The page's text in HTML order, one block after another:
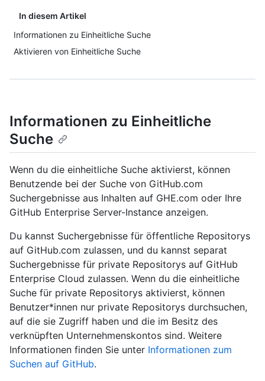
In diesem Artikel
Informationen zu Einheitliche Suche
Aktivieren von Einheitliche Suche
Informationen zu Einheitliche
Suche
Wenn du die einheitliche Suche aktivierst, können
Benutzende bei der Suche von GitHub.com
Suchergebnisse aus Inhalten auf GHE.com oder Ihre
GitHub Enterprise Server-Instance anzeigen.
Du kannst Suchergebnisse für öffentliche Repositorys
auf GitHub.com zulassen, und du kannst separat
Suchergebnisse für private Repositorys auf GitHub
Enterprise Cloud zulassen. Wenn du die einheitliche
Suche für private Repositorys aktivierst, können
Benutzer*innen nur private Repositorys durchsuchen,
auf die sie Zugriff haben und die im Besitz des
verknüpften Unternehmenskontos sind. Weitere
Informationen finden Sie unter Informationen zum
Suchen auf GitHub.